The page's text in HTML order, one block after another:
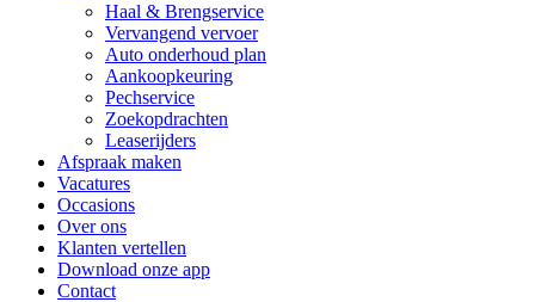
Haal & Brengservice
Vervangend vervoer
Auto onderhoud plan
Aankoopkeuring
Pechservice
Zoekopdrachten
Leaserijders
Afspraak maken
Vacatures
Occasions
Over ons
Klanten vertellen
Download onze app
Contact